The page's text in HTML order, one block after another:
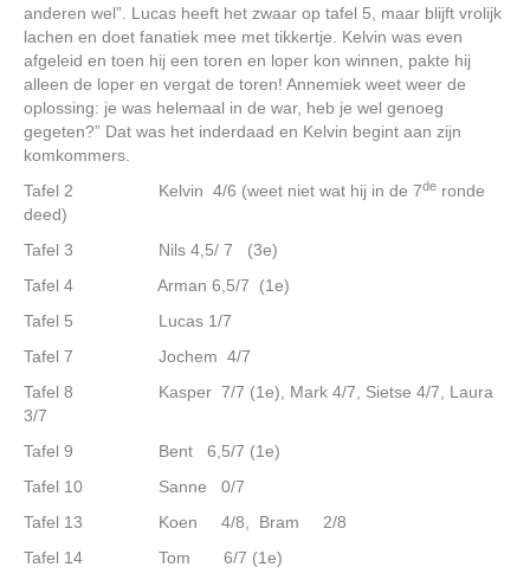
anderen wel”. Lucas heeft het zwaar op tafel 5, maar blijft vrolijk
lachen en doet fanatiek mee met tikkertje. Kelvin was even
afgeleid en toen hij een toren en loper kon winnen, pakte hij
alleen de loper en vergat de toren! Annemiek weet weer de
oplossing: je was helemaal in de war, heb je wel genoeg
gegeten?” Dat was het inderdaad en Kelvin begint aan zijn
komkommers.
Tafel 2 Kelvin 4/6 (weet niet wat hij in de 7de ronde
deed)
Tafel 3 Nils 4,5/ 7 (3e)
Tafel 4 Arman 6,5/7 (1e)
Tafel 5 Lucas 1/7
Tafel 7 Jochem 4/7
Tafel 8 Kasper 7/7 (1e), Mark 4/7, Sietse 4/7, Laura
3/7
Tafel 9 Bent 6,5/7 (1e)
Tafel 10 Sanne 0/7
Tafel 13 Koen 4/8, Bram 2/8
Tafel 14 Tom 6/7 (1e)